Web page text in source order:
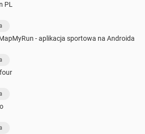
PL
- aplikacja sportowa na Androida